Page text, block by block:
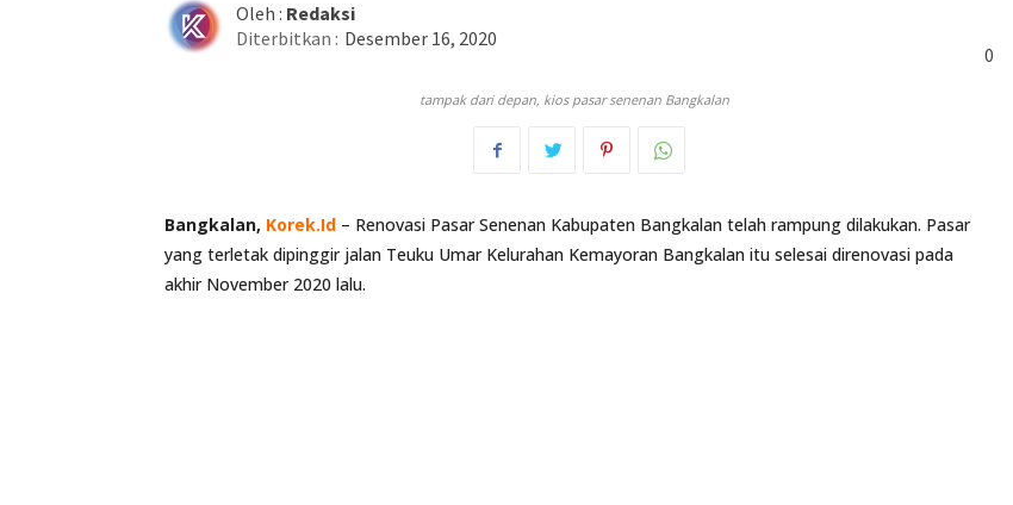
Oleh : Redaksi
0
Diterbitkan : Desember 16, 2020
tampak dari depan, kios pasar senenan Bangkalan
Bangkalan, Korek.Id – Renovasi Pasar Senenan Kabupaten Bangkalan telah rampung dilakukan. Pasar
yang terletak dipinggir jalan Teuku Umar Kelurahan Kemayoran Bangkalan itu selesai direnovasi pada
akhir November 2020 lalu.